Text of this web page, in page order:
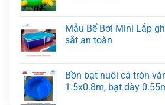
Mẫu Bể Bơi Mini Lắp
sắt an toàn
Bồn bạt nuôi cá tròn
1.5x0.8m, bạt dày